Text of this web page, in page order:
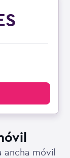
ancha móvil